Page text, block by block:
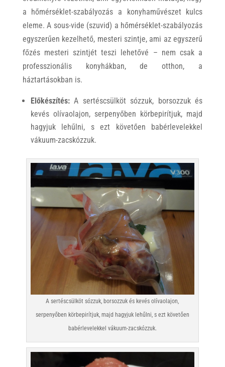
a hőmérséklet-szabályozás a konyhaművészet kulcs
eleme. A sous-vide (szuvid) a hőmérséklet-szabályozás
egyszerűen kezelhető, mesteri szintje, ami az egyszerű
főzés mesteri szintjét teszi lehetővé – nem csak a
professzionális konyhákban, de otthon, a
háztartásokban is.
Előkészítés:A sertéscsülköt sózzuk, borsozzuk és
kevés olívaolajon, serpenyőben körbepirítjuk, majd
hagyjuk lehűlni, s ezt követően babérlevelekkel
vákuum-zacskózzuk.
A sertéscsülköt sózzuk, borsozzuk és kevés olívaolajon,
serpenyőben körbepirítjuk, majd hagyjuk lehűlni, s ezt követően
babérlevelekkel vákuum-zacskózzuk.